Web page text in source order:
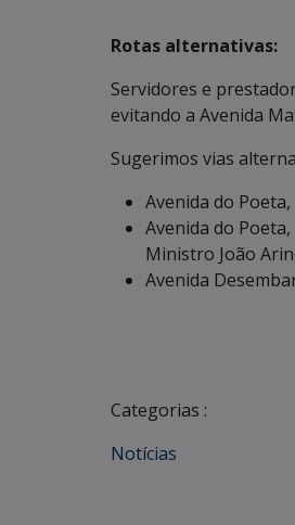
Rotas alternativas:
Servidores e
evitando a Avenida
Sugerimos vias
Avenida do
Avenida do
Ministro João
Avenida
Categorias :
Notícias